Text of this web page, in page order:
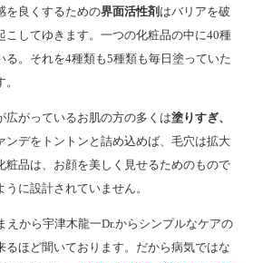
を良くするための界面活性剤 はバリアを破
こしてゆきます。一つの化粧品の中に40種
る。それを4種類も5種類も毎日塗っていた
がっているお肌の方の多くは塗りすぎ、
ンデをトントンと詰め込めば、毛穴は拡大
粧品は、お顔を美しく見せるためのもので
に設計されていません。
から宇津木龍一Dr.からシンプルなケアの
るほど聞いております。だから病気ではな